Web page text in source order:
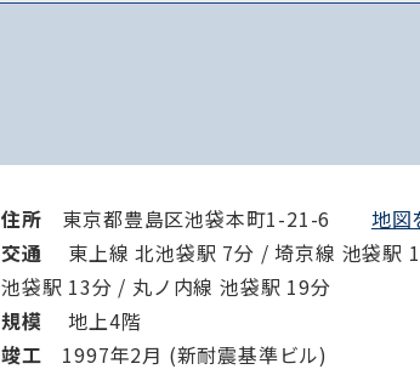
住所 東京都豊島区池袋本町1-21-6 地図
交通
東上線 北池袋駅 7分 / 埼京線 池袋駅
池袋駅 13分 / 丸ノ内線 池袋駅 19分
規模
地上4階
竣⼯ 1997年2月 (新耐震基準ビル)